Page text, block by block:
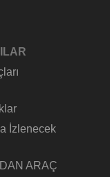
İzlenecek
ARAÇ